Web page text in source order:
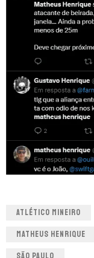
ATLÉTICO MINEIRO
MATHEUS HENRIQUE
SÃO PAULO